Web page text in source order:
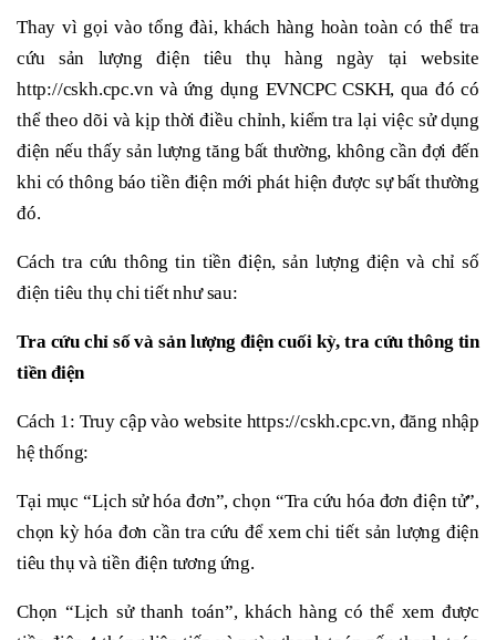
Thay vì gọi vào tổng đài, khách hàng hoàn toàn có thể tra
cứu sản lượng điện tiêu thụ hàng ngày tại website
http://cskh.cpc.vn và ứng dụng EVNCPC CSKH, qua đó có
thể theo dõi và kịp thời điều chỉnh, kiểm tra lại việc sử dụng
điện nếu thấy sản lượng tăng bất thường, không cần đợi đến
khi có thông báo tiền điện mới phát hiện được sự bất thường
đó.
Cách tra cứu thông tin tiền điện, sản lượng điện và chỉ số
điện tiêu thụ chi tiết như sau:
Tra cứu chỉ số và sản lượng điện cuối kỳ, tra cứu thông tin
tiền điện
Cách 1: Truy cập vào website https://cskh.cpc.vn, đăng nhập
hệ thống:
Tại mục “Lịch sử hóa đơn”, chọn “Tra cứu hóa đơn điện tử”,
chọn kỳ hóa đơn cần tra cứu để xem chi tiết sản lượng điện
tiêu thụ và tiền điện tương ứng.
Chọn “Lịch sử thanh toán”, khách hàng có thể xem được